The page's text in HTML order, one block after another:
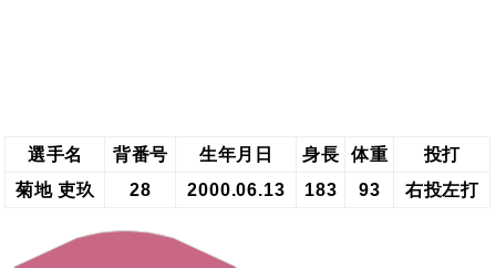
選手名 背番号 生年月日 身長 体重
投打
菊地 吏玖
28 2000.06.13 183 93 右投左打